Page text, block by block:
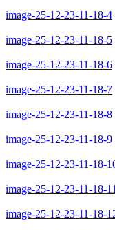
image-25-12-23-11-18-4
image-25-12-23-11-18-5
image-25-12-23-11-18-6
image-25-12-23-11-18-7
image-25-12-23-11-18-8
image-25-12-23-11-18-9
image-25-12-23-11-18-
image-25-12-23-11-18-11
image-25-12-23-11-18-